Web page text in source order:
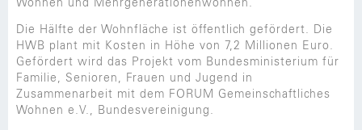
Wohnen und Mehrgenerationenwohnen.
Die Hälfte der Wohnfläche ist öffentlich gefördert. Die
HWB plant mit Kosten in Höhe von 7,2 Millionen Euro.
Gefördert wird das Projekt vom Bundesministerium für
Familie, Senioren, Frauen und Jugend in
Zusammenarbeit mit dem FORUM Gemeinschaftliches
Wohnen e.V., Bundesvereinigung.